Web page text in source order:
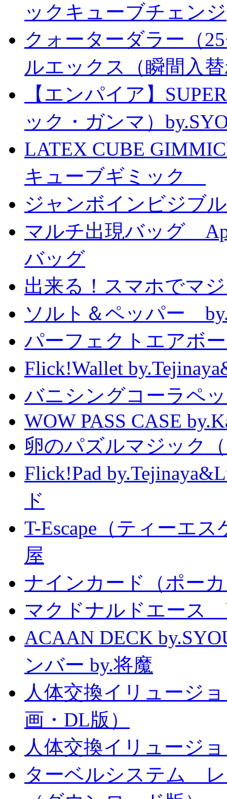
ックキューブチェンジ
クォーターダラー（
ルエックス（瞬間入
【エンパイア】
ック・ガンマ）
LATEX CUBE
キューブギミック
ジャンボインビジブ
マルチ出現バッグ
バッグ
出来る！スマホでマ
ソルト＆ペッパー
パーフェクトエアボ
Flick!Wallet
バニシングコーラペ
WOW PASS CASE
卵のパズルマジック
Flick!Pad
ド
T-Escape（ティーエ
屋
ナインカード（ポー
マクドナルドエース
ACAAN DECK
ンバー by.将魔
人体交換イリュージ
画・DL版）
人体交換イリュージ
ターベルシステム